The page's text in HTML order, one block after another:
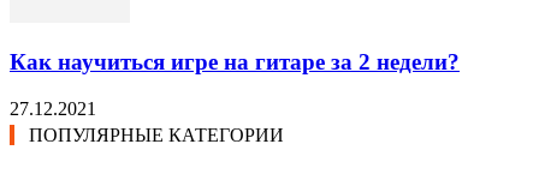
Как научиться игре на гитаре за 2 недели?
27.12.2021
ПОПУЛЯРНЫЕ КАТЕГОРИИ